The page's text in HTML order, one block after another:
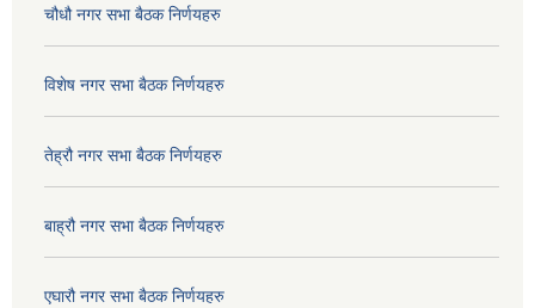
चौधौ नगर सभा बैठक निर्णयहरु
विशेष नगर सभा बैठक निर्णयहरु
तेह्रौ नगर सभा बैठक निर्णयहरु
बाह्रौ नगर सभा बैठक निर्णयहरु
एघारौ नगर सभा बैठक निर्णयहरु